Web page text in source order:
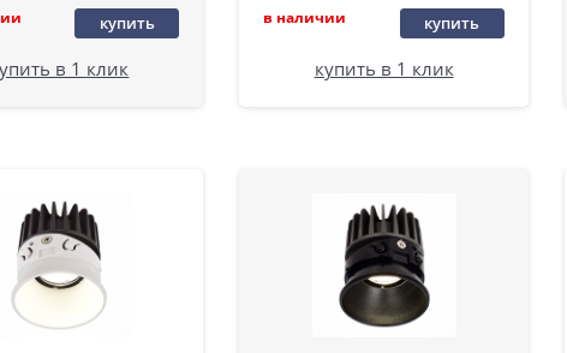
купить
в 1 клик
в наличии купить
купить в 1 клик